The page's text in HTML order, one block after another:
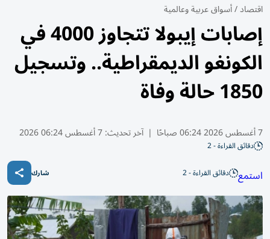
اقتصاد/أسواق عربية وعالمية
إصابات إيبولا تتجاوز 4000 في
الكونغو الديمقراطية.. وتسجيل
1850 حالة وفاة
7 أغسطس 2026 06:24 صباحًا | آخر تحديث:7 أغسطس 06:24 2026
دقائق القراءة - 2
استمع دقائق القراءة - 2 شارك